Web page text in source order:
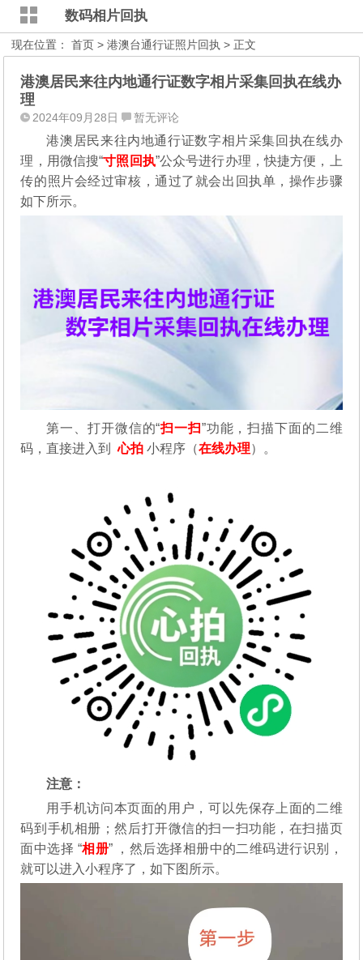
数码相片回执
现在位置：首页 >港澳台通行证照片回执 > 正文
港澳居民来往内地通行证数字相片采集回执在线办
理
2024年09月28日 暂无评论
港澳居民来往内地通行证数字相片采集回执在线办
理，用微信搜“寸照回执”公众号进行办理，快捷方便，上
传的照片会经过审核，通过了就会出回执单，操作步骤
如下所示。
第一、打开微信的“扫一扫”功能，扫描下面的二维
码，直接进入到心拍 小程序（在线办理）。
注意：
用手机访问本页面的用户，可以先保存上面的二维
码到手机相册；然后打开微信的扫一扫功能，在扫描页
面中选择 “相册” ，然后选择相册中的二维码进行识别，
就可以进入小程序了，如下图所示。